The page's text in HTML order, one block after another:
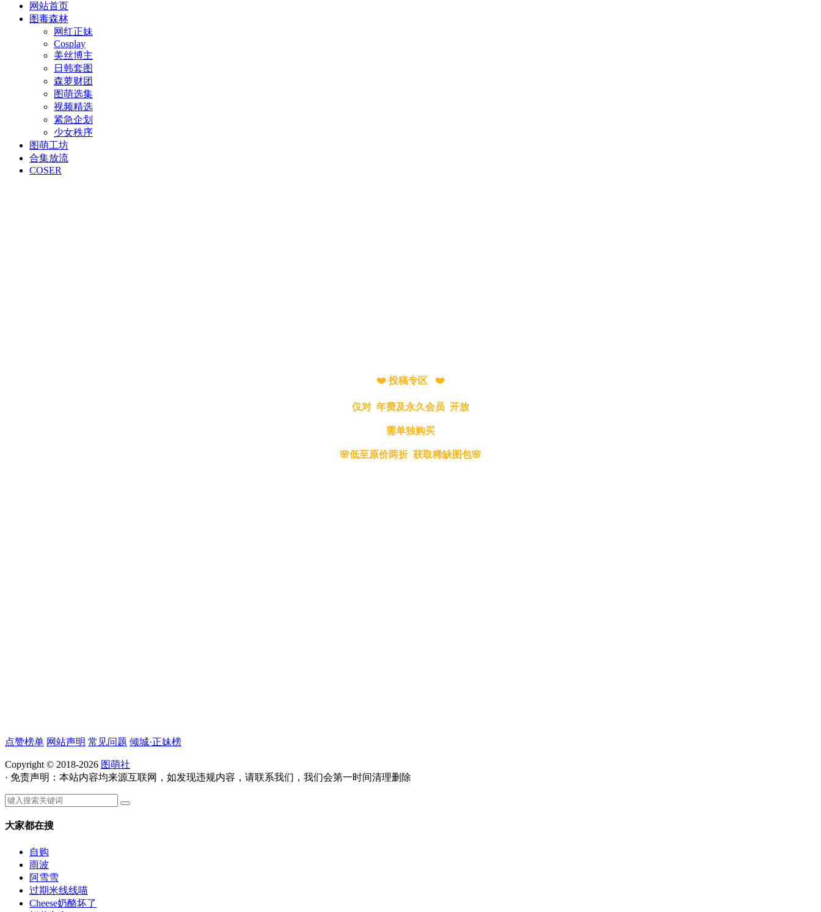
网站首页
图毒森林
网红正妹
Cosplay
美丝博主
日韩套图
森萝财团
图萌选集
视频精选
紧急企划
少女秩序
图萌工坊
合集放流
COSER
❤️ 投稿专区 ❤️
仅对 年费及永久会员 开放
需单独购买
🌸低至原价两折 获取稀缺图包🌸
点赞榜单 网站声明 常见问题 倾城·正妹榜
Copyright © 2018-2026 图萌社
· 免责声明：本站内容均来源互联网，如发现违规内容，请联系我们，我们会第一时间清理删除
大家都在搜
自购
雨波
阿雪雪
过期米线线喵
Cheese奶酪坏了